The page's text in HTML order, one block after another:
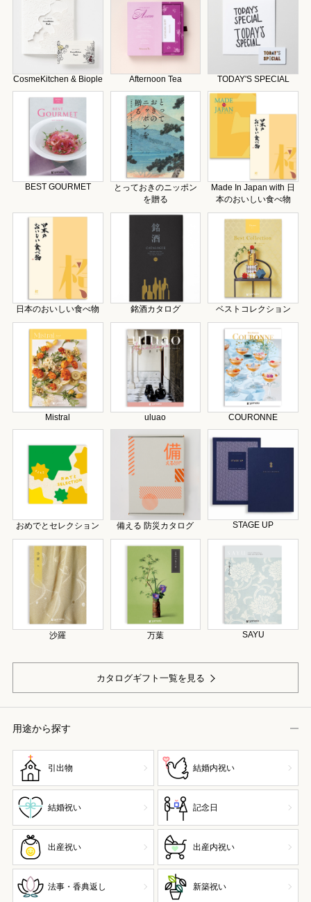
CosmeKitchen & Biople Afternoon Tea TODAY'S SPECIAL
BEST GOURMET
とっておきのニッポン
を贈る
Made In Japan with 日
本のおいしい食べ物
日本のおいしい食べ物 銘酒カタログ ベストコレクション
Mistral uluao COURONNE
おめでとセレクション 備える 防災カタログ STAGE UP
沙羅 万葉 SAYU
カタログギフト一覧を見る
用途から探す
引出物 結婚内祝い
結婚祝い 記念日
出産祝い 出産内祝い
法事・香典返し 新築祝い